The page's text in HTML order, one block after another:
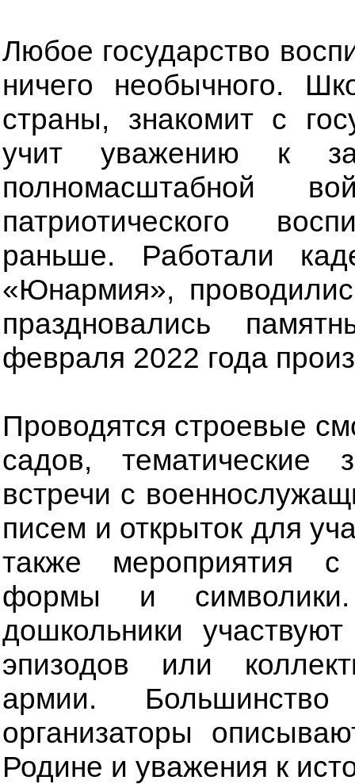
Любое государство
ничего необычного.
страны, знакомит с
учит уважению к
полномасштабной
патриотического
раньше. Работали
«Юнармия»,
праздновались
февраля 2022 года
Проводятся строевые
садов,
встречи с
писем и открыток для
также мероприятия с
формы и
дошкольники
эпизодов или
армии.
организаторы
Родине и уважения к